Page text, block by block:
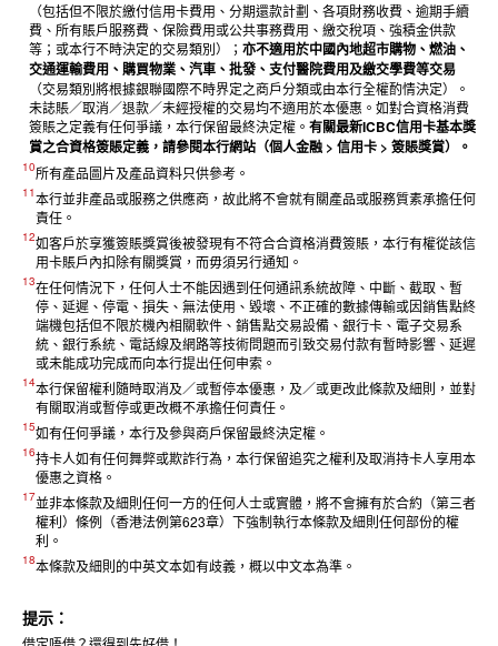
（包括但不限於繳付信用卡費用、分期還款計劃、各項財務收費、逾期手續
費、所有賬戶服務費、保險費用或公共事務費用、繳交稅項、強積金供款
等；或本行不時決定的交易類別）； 亦不適用於中國內地超市購物、燃油、
交通運輸費用、購買物業、汽車、批發、支付醫院費用及繳交學費等交易
（交易類別將根據銀聯國際不時界定之商戶分類或由本行全權酌情決定）。
未誌賬／取消／退款／未經授權的交易均不適用於本優惠。如對合資格消費
簽賬之定義有任何爭議，本行保留最終決定權。 有關最新ICBC信用卡基本獎
賞之合資格簽賬定義，請參閱本行網站（個人金融 > 信用卡 > 簽賬獎賞）。
10所有產品圖片及產品資料只供參考。
11本行並非產品或服務之供應商，故此將不會就有關產品或服務質素承擔任何
責任。
12如客戶於享獲簽賬獎賞後被發現有不符合合資格消費簽賬，本行有權從該信
用卡賬戶內扣除有關獎賞，而毋須另行通知。
13在任何情況下，任何人士不能因遇到任何通訊系統故障、中斷、截取、暫
停、延遲、停電、損失、無法使用、毀壞、不正確的數據傳輸或因銷售點終
端機包括但不限於機內相關軟件、銷售點交易設備、銀行卡、電子交易系
統、銀行系統、電話線及網路等技術問題而引致交易付款有暫時影響、延遲
或未能成功完成而向本行提出任何申索。
14本行保留權利隨時取消及／或暫停本優惠，及／或更改此條款及細則，並對
有關取消或暫停或更改概不承擔任何責任。
15如有任何爭議，本行及參與商戶保留最終決定權。
16持卡人如有任何舞弊或欺詐行為，本行保留追究之權利及取消持卡人享用本
優惠之資格。
17並非本條款及細則任何一方的任何人士或實體，將不會擁有於合約（第三者
權利）條例（香港法例第623章）下強制執行本條款及細則任何部份的權
利。
18本條款及細則的中英文本如有歧義，概以中文本為準。
提示：